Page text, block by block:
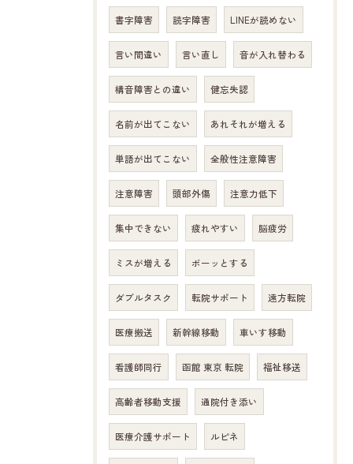
書字障害 読字障害 LINEが読めない
言い間違い 言い直し 音が入れ替わる
構音障害との違い 健忘失認
名前が出てこない あれそれが増える
単語が出てこない 全般性注意障害
注意障害 頭部外傷 注意力低下
集中できない 疲れやすい 脳疲労
ミスが増える ボーッとする
ダブルタスク 転院サポート 遠方転院
医療搬送 新幹線移動 車いす移動
看護師同行 函館 東京 転院 福祉移送
高齢者移動支援 通院付き添い
医療介護サポート ルピネ